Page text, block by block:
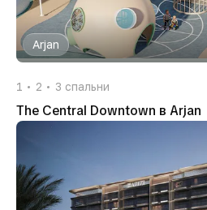
Arjan
1 2 3 спальни
The Central Downtown в Arjan